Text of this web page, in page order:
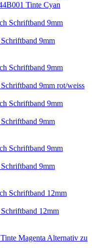
Tinte Cyan
9mm
9mm rot/weiss
9mm
9mm
12mm
Alternativ zu